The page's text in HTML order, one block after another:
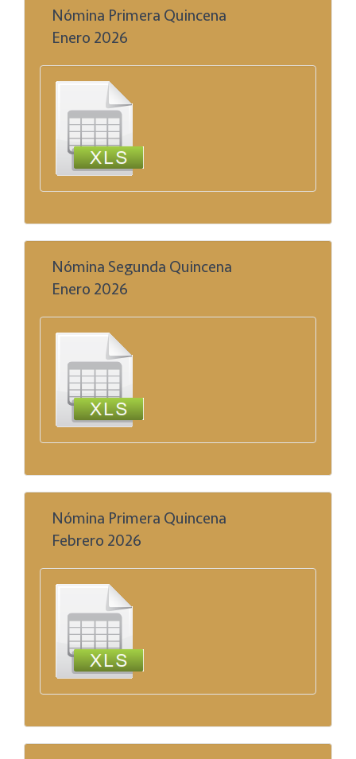
Nómina Primera Quincena
Enero 2026
Nómina Segunda Quincena
Enero 2026
Nómina Primera Quincena
Febrero 2026